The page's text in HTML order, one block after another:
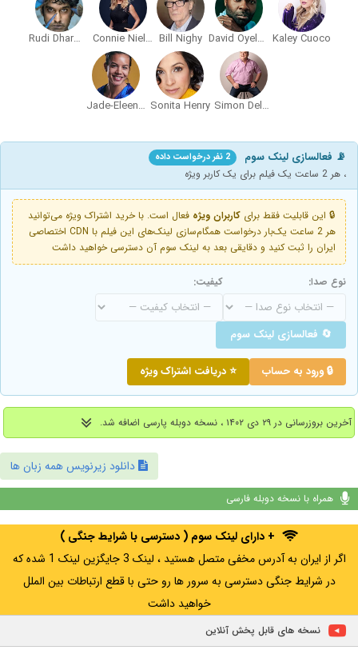
Kaley Cuoco
David Oyelowo
Bill Nighy
Connie Nielsen
Rudi Dharmalingam
Simon Delaney
Sonita Henry
Jade-Eleena Dregorius
📡 فعالسازی لینک سوم 2 نفر درخواست داده
، هر 2 ساعت یک فیلم برای یک کاربر ویژه
🔒 این قابلیت فقط برای کاربران ویژه فعال است. با خرید اشتراک ویژه می‌توانید
هر 2 ساعت یک‌بار درخواست همگام‌سازی لینک‌های این فیلم با CDN اختصاصی
ایران را ثبت کنید و دقایقی بعد به لینک سوم آن دسترسی خواهید داشت
نوع صدا: کیفیت:
🔄 فعالسازی لینک سوم
🔒 ورود به حساب ⭐ دریافت اشتراک ویژه
آخرین بروزرسانی در ۲۹ دی ۱۴۰۲ ، نسخه دوبله پارسی اضافه شد.
دانلود زیرنویس همه زبان ها
همراه با نسخه دوبله فارسی
+ دارای لینک سوم ( دسترسی با شرایط جنگی )
اگر از ایران به آدرس مخفی متصل هستید ، لینک 3 جایگزین لینک 1 شده که
در شرایط جنگی دسترسی به سرور ها رو حتی با قطع ارتباطات بین الملل
خواهید داشت
نسخه های قابل پخش آنلاین